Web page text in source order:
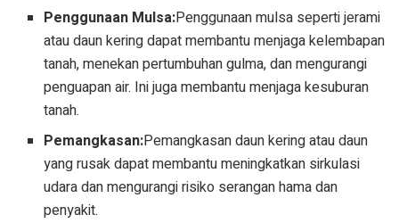
Penggunaan Mulsa:Penggunaan mulsa seperti jerami
atau daun kering dapat membantu menjaga kelembapan
tanah, menekan pertumbuhan gulma, dan mengurangi
penguapan air. Ini juga membantu menjaga kesuburan
tanah.
Pemangkasan:Pemangkasan daun kering atau daun
yang rusak dapat membantu meningkatkan sirkulasi
udara dan mengurangi risiko serangan hama dan
penyakit.